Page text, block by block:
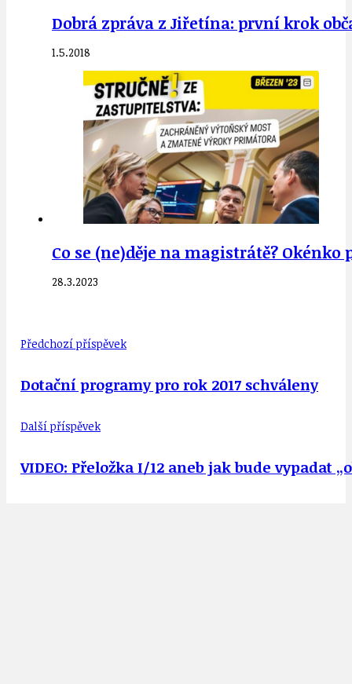
Dobrá zpráva z Jiřetína: první krok
1.5.2018
Co se (ne)děje na magistrátě? Okénko
28.3.2023
Předchozí příspěvek
Dotační programy pro rok 2017 schváleny
Další příspěvek
VIDEO: Přeložka I/12 aneb jak bude vypadat